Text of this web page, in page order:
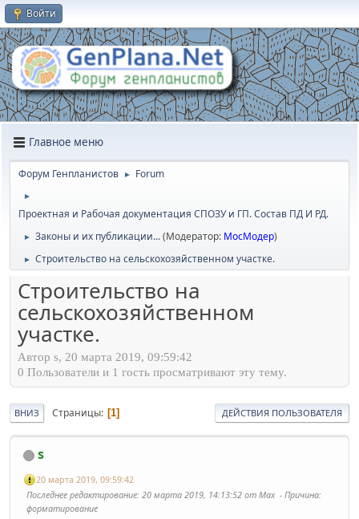
Войти
Главное меню
Форум Генпланистов ► Forum
►
Проектная и Рабочая документация СПОЗУ и ГП. Состав ПД И РД.
► Законы и их публикации...(Модератор: МосМодер)
► Строительство на сельскохозяйственном участке.
Строительство на
сельскохозяйственном
участке.
Автор s, 20 марта 2019, 09:59:42
0 Пользователи и 1 гость просматривают эту тему.
ВНИЗ Страницы 1 ДЕЙСТВИЯ ПОЛЬЗОВАТЕЛЯ
s
20 марта 2019, 09:59:42
Последнее редактирование: 20 марта 2019, 14:13:52 от Max Причина:
форматирование